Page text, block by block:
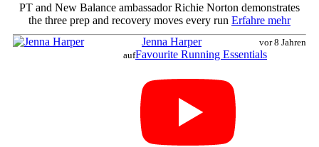
PT and New Balance ambassador Richie Norton demonstrates
the three prep and recovery moves every run Erfahre mehr
Jenna Harper
vor 8 Jahren
aufFavourite Running Essentials